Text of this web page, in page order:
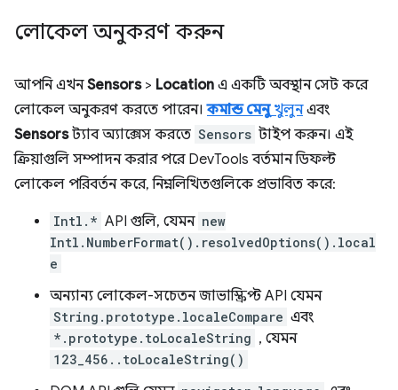
লোকেল অনুকরণ করুন
আপনি এখনSensors> Location এ একটি অবস্থান সেট করে
লোকেল অনুকরণ করতে পারেন।কমান্ড মেনুখুলুনএবং
Sensorsট্যাব অ্যাক্সেস করতে Sensors টাইপ করুন। এই
ক্রিয়াগুলি সম্পাদন করার পরে DevTools বর্তমান ডিফল্ট
লোকেল পরিবর্তন করে, নিম্নলিখিতগুলিকে প্রভাবিত করে:
Intl.* API গুলি, যেমন new
Intl.NumberFormat().resolvedOptions().local
e
অন্যান্য লোকেল-সচেতন জাভাস্ক্রিপ্ট API যেমন
String.prototype.localeCompare এবং
*.prototype.toLocaleString , যেমন
123_456..toLocaleString()